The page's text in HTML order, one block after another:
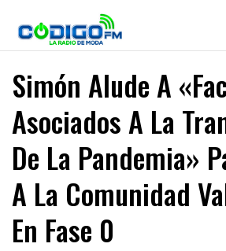
Simón Alude A
Asociados A La
De La Pandemia»
A La Comunidad
En Fase 0